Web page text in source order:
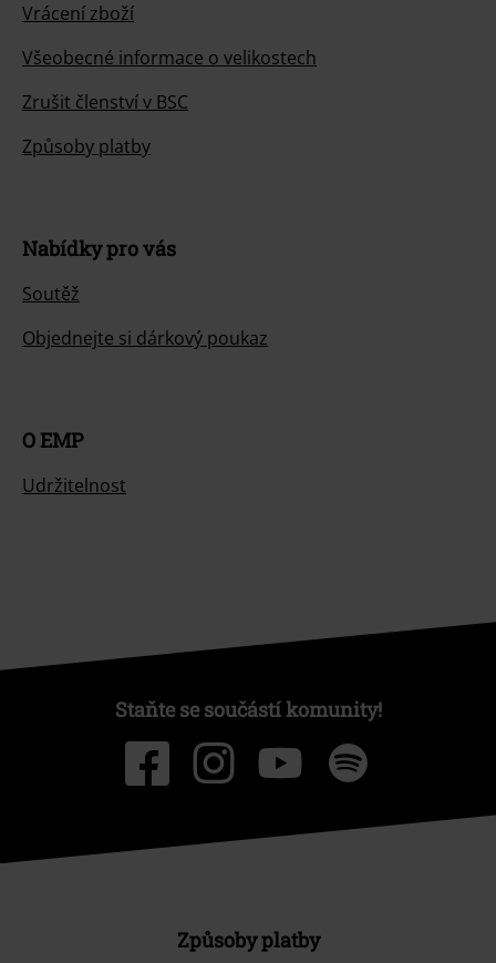
Vrácení zboží
Všeobecné informace o velikostech
Zrušit členství v BSC
Způsoby platby
Nabídky pro vás
Soutěž
Objednejte si dárkový poukaz
O EMP
Udržitelnost
Staňte se součástí komunity!
Způsoby platby